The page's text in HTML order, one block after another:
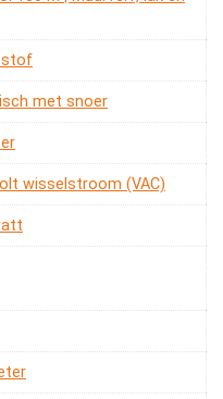
met snoer
wisselstroom (VAC)